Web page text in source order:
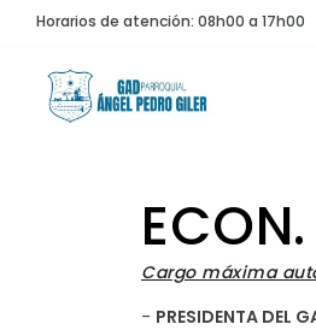
Horarios de atención: 08h00 a 17h00
Cargo máxima
- PRESIDENTA DEL